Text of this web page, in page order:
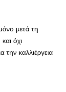
μετά τη
όχι
την καλλιέργεια